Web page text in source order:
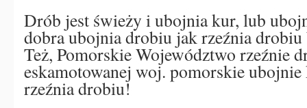
Drób jest świeży i ubojnia kur, lub
dobra ubojnia drobiu jak rzeźnia
Też, Pomorskie Województwo rzeźnie
eskamotowanej woj. pomorskie
rzeźnia drobiu!